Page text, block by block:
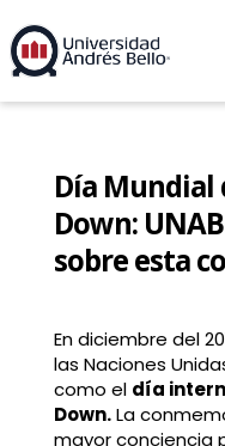
Día Mundial
Down:
sobre esta
En diciembre del
las Naciones
como el día
Down.La
mayor conciencia